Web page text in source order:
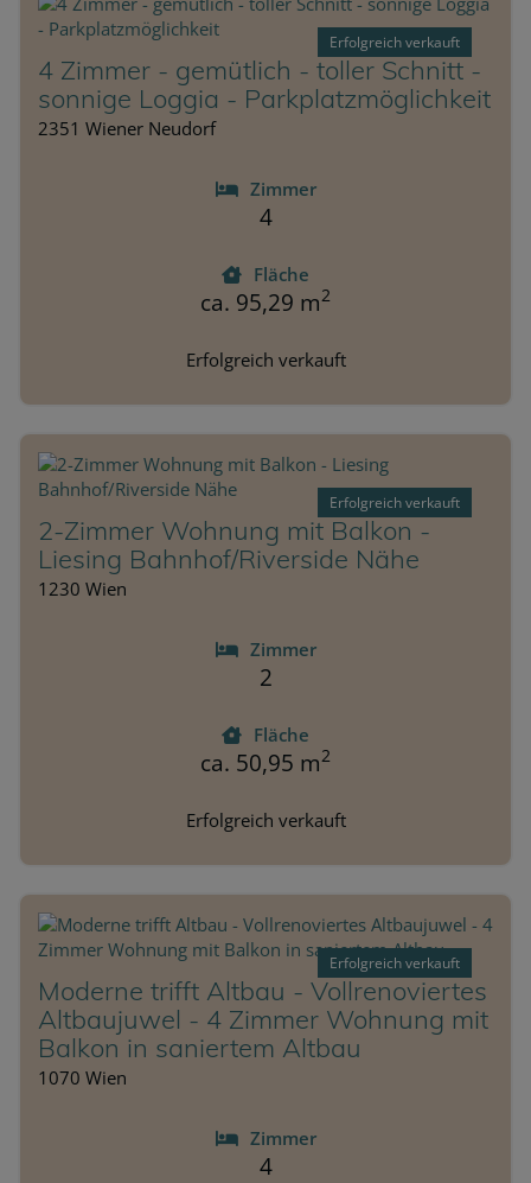
Erfolgreich verkauft
4 Zimmer - gemütlich - toller Schnitt -
sonnige Loggia - Parkplatzmöglichkeit
2351 Wiener Neudorf
Zimmer
4
Fläche
ca. 95,29 m2
Erfolgreich verkauft
Erfolgreich verkauft
2-Zimmer Wohnung mit Balkon -
Liesing Bahnhof/Riverside Nähe
1230 Wien
Zimmer
2
Fläche
ca. 50,95 m2
Erfolgreich verkauft
Erfolgreich verkauft
Moderne trifft Altbau - Vollrenoviertes
Altbaujuwel - 4 Zimmer Wohnung mit
Balkon in saniertem Altbau
1070 Wien
Zimmer
4